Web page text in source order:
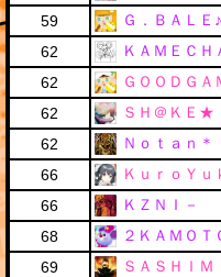
59
Ｇ．ＢＡＬＥ
62
ＫＡＭＥＣＨ
62
ＧＯＯＤＧＡ
62
ＳＨ＠ＫＥ★
62
Ｎｏｔａｎ＊
66
ＫｕｒｏＹｕ
66
ＫＺＮＩ－
68
２ＫＡＭＯＴ
69
ＳＡＳＨＩＭ